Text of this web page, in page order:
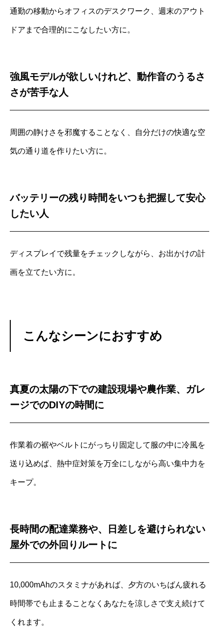
通勤の移動からオフィスのデスクワーク、週末のアウト
ドアまで合理的にこなしたい方に。
強風モデルが欲しいけれど、動作音のうるさ
さが苦手な人
周囲の静けさを邪魔することなく、自分だけの快適な空
気の通り道を作りたい方に。
バッテリーの残り時間をいつも把握して安心
したい人
ディスプレイで残量をチェックしながら、お出かけの計
画を立てたい方に。
こんなシーンにおすすめ
真夏の太陽の下での建設現場や農作業、ガレ
ージでのDIYの時間に
作業着の裾やベルトにがっちり固定して服の中に冷風を
送り込めば、熱中症対策を万全にしながら高い集中力を
キープ。
長時間の配達業務や、日差しを避けられない
屋外での外回りルートに
10,000mAhのスタミナがあれば、夕方のいちばん疲れる
時間帯でも止まることなくあなたを涼しさで支え続けて
くれます。